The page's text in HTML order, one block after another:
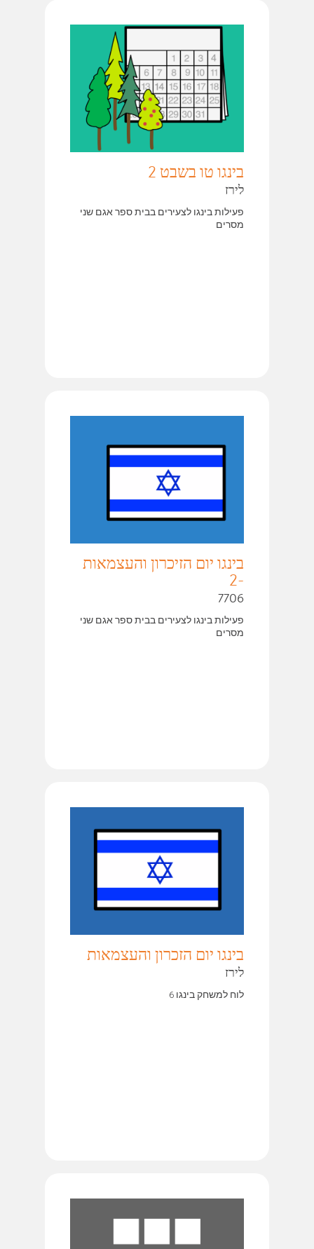
בינגו טו בשבט 2
לירז
פעילות בינגו לצעירים בבית ספר אגם שני
מסרים
בינגו יום הזיכרון והעצמאות
-2
7706
פעילות בינגו לצעירים בבית ספר אגם שני
מסרים
בינגו יום הזכרון והעצמאות
לירז
לוח למשחק בינגו 6